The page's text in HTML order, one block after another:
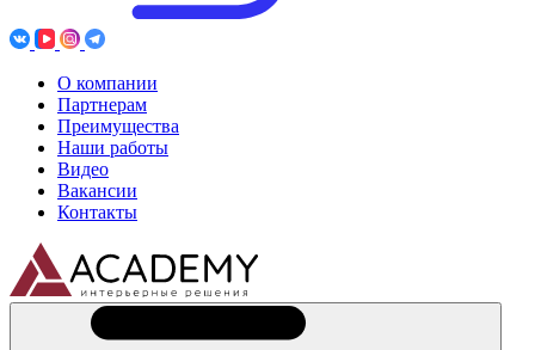
О компании
Партнерам
Преимущества
Наши работы
Видео
Вакансии
Контакты